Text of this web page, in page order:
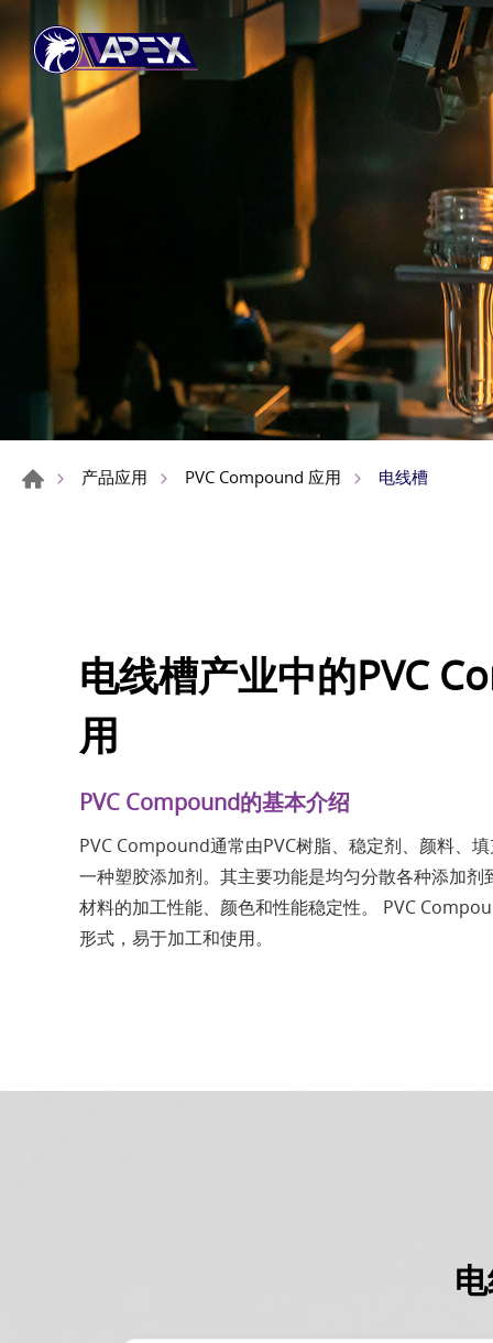
产品应用 PVC Compound 应用 电线槽
电线槽产业中的PVC
用
PVC Compound的基本介绍
PVC Compound通常由PVC树脂、稳定剂、颜料、
一种塑胶添加剂。其主要功能是均匀分散各种添加剂
材料的加工性能、颜色和性能稳定性。 PVC
形式，易于加工和使用。